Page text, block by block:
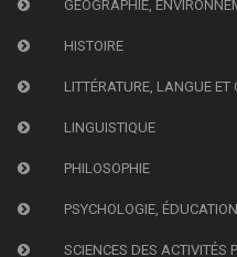
GÉOGRAPHIE,
HISTOIRE
LITTÉRATURE, LANGUE ET
LINGUISTIQUE
PHILOSOPHIE
PSYCHOLOGIE, ÉDUCATION
SCIENCES DES ACTIVITÉS